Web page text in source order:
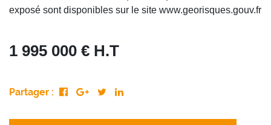
exposé sont disponibles sur le site www.georisques.gouv.fr
1 995 000 € H.T
Partager :